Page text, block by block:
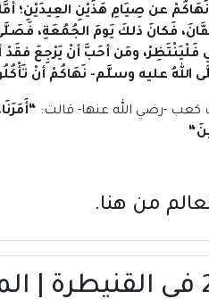
عن صِيَامِ هَذَيْنِ العِيدَيْنِ؛
فَكانَ ذلكَ يَومَ الجُمُعَةِ،
ومَن أحَبَّ أنْ يَرْجِعَ فقَدْ
عليه وسلَّم- نَهَاكُمْ أنْ
كعب -رضي الله عنها- قالت: “
“
من هنا.